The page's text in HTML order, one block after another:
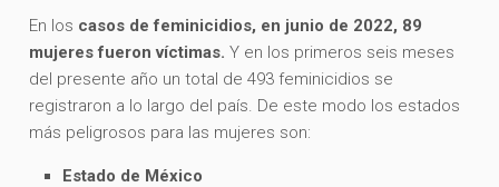
En los casos de feminicidios, en junio de 2022, 89
mujeres fueron víctimas. Y en los primeros seis meses
del presente año un total de 493 feminicidios se
registraron a lo largo del país. De este modo los estados
más peligrosos para las mujeres son:
Estado de México